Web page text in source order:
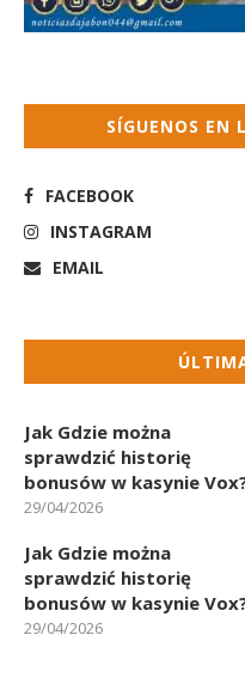
SÍGUENOS EN
FACEBOOK
INSTAGRAM
EMAIL
Jak Gdzie można
sprawdzić historię
bonusów w kasynie
29/04/2026
Jak Gdzie można
sprawdzić historię
bonusów w kasynie
29/04/2026